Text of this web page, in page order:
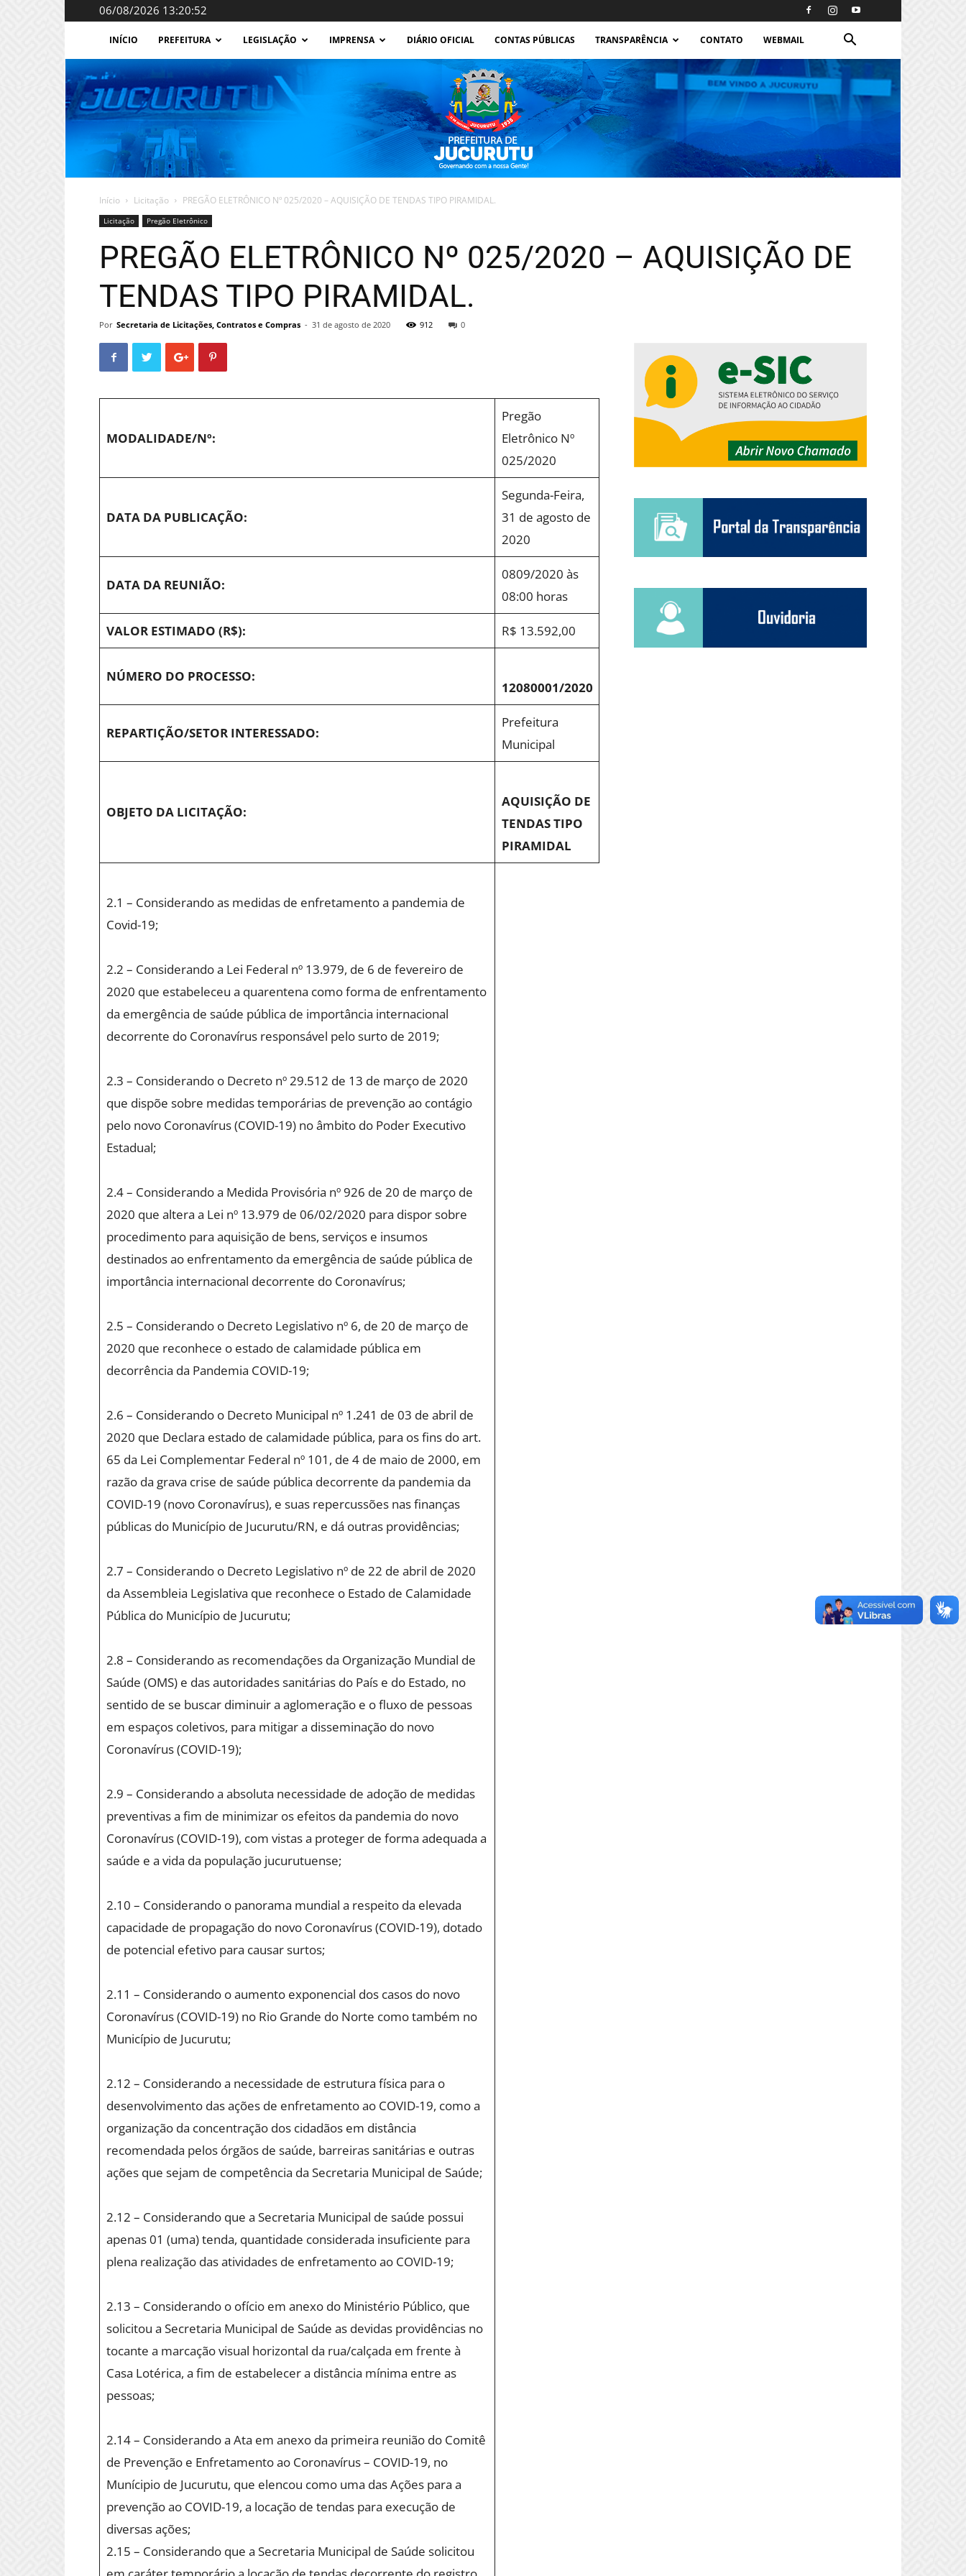
06/08/2026 13:20:52
INÍCIO PREFEITURA LEGISLAÇÃO IMPRENSA DIÁRIO OFICIAL CONTAS PÚBLICAS TRANSPARÊNCIA CONTATO WEBMAIL
Jucurutu
Início Licitação PREGÃO ELETRÔNICO Nº 025/2020 – AQUISIÇÃO DE TENDAS TIPO PIRAMIDAL.
Licitação Pregão Eletrônico
PREGÃO ELETRÔNICO Nº 025/2020 – AQUISIÇÃO DE
TENDAS TIPO PIRAMIDAL.
Por Secretaria de Licitações, Contratos e Compras - 31 de agosto de 2020 912 0
MODALIDADE/Nº:
Pregão
Eletrônico Nº
025/2020
DATA DA PUBLICAÇÃO:
Segunda-Feira,
31 de agosto de
2020
DATA DA REUNIÃO:
0809/2020 às
08:00 horas
VALOR ESTIMADO (R$): R$ 13.592,00
NÚMERO DO PROCESSO:
12080001/2020
REPARTIÇÃO/SETOR INTERESSADO:
Prefeitura
Municipal
OBJETO DA LICITAÇÃO:
AQUISIÇÃO DE
TENDAS TIPO
PIRAMIDAL
2.1 – Considerando as medidas de enfretamento a pandemia de
Covid-19;
2.2 – Considerando a Lei Federal nº 13.979, de 6 de fevereiro de
2020 que estabeleceu a quarentena como forma de enfrentamento
da emergência de saúde pública de importância internacional
decorrente do Coronavírus responsável pelo surto de 2019;
2.3 – Considerando o Decreto nº 29.512 de 13 de março de 2020
que dispõe sobre medidas temporárias de prevenção ao contágio
pelo novo Coronavírus (COVID-19) no âmbito do Poder Executivo
Estadual;
2.4 – Considerando a Medida Provisória nº 926 de 20 de março de
2020 que altera a Lei nº 13.979 de 06/02/2020 para dispor sobre
procedimento para aquisição de bens, serviços e insumos
destinados ao enfrentamento da emergência de saúde pública de
importância internacional decorrente do Coronavírus;
2.5 – Considerando o Decreto Legislativo nº 6, de 20 de março de
2020 que reconhece o estado de calamidade pública em
decorrência da Pandemia COVID-19;
2.6 – Considerando o Decreto Municipal nº 1.241 de 03 de abril de
2020 que Declara estado de calamidade pública, para os fins do art.
65 da Lei Complementar Federal nº 101, de 4 de maio de 2000, em
razão da grava crise de saúde pública decorrente da pandemia da
COVID-19 (novo Coronavírus), e suas repercussões nas finanças
públicas do Município de Jucurutu/RN, e dá outras providências;
2.7 – Considerando o Decreto Legislativo nº de 22 de abril de 2020
da Assembleia Legislativa que reconhece o Estado de Calamidade
Pública do Município de Jucurutu;
2.8 – Considerando as recomendações da Organização Mundial de
Saúde (OMS) e das autoridades sanitárias do País e do Estado, no
sentido de se buscar diminuir a aglomeração e o fluxo de pessoas
em espaços coletivos, para mitigar a disseminação do novo
Coronavírus (COVID-19);
2.9 – Considerando a absoluta necessidade de adoção de medidas
preventivas a fim de minimizar os efeitos da pandemia do novo
Coronavírus (COVID-19), com vistas a proteger de forma adequada a
saúde e a vida da população jucurutuense;
2.10 – Considerando o panorama mundial a respeito da elevada
capacidade de propagação do novo Coronavírus (COVID-19), dotado
de potencial efetivo para causar surtos;
2.11 – Considerando o aumento exponencial dos casos do novo
Coronavírus (COVID-19) no Rio Grande do Norte como também no
Município de Jucurutu;
2.12 – Considerando a necessidade de estrutura física para o
desenvolvimento das ações de enfretamento ao COVID-19, como a
organização da concentração dos cidadãos em distância
recomendada pelos órgãos de saúde, barreiras sanitárias e outras
ações que sejam de competência da Secretaria Municipal de Saúde;
2.12 – Considerando que a Secretaria Municipal de saúde possui
apenas 01 (uma) tenda, quantidade considerada insuficiente para
plena realização das atividades de enfretamento ao COVID-19;
2.13 – Considerando o ofício em anexo do Ministério Público, que
solicitou a Secretaria Municipal de Saúde as devidas providências no
tocante a marcação visual horizontal da rua/calçada em frente à
Casa Lotérica, a fim de estabelecer a distância mínima entre as
pessoas;
2.14 – Considerando a Ata em anexo da primeira reunião do Comitê
de Prevenção e Enfretamento ao Coronavírus – COVID-19, no
Munícipio de Jucurutu, que elencou como uma das Ações para a
prevenção ao COVID-19, a locação de tendas para execução de
diversas ações;
2.15 – Considerando que a Secretaria Municipal de Saúde solicitou